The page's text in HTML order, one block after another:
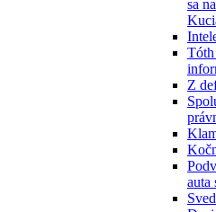
sa
Z
auta